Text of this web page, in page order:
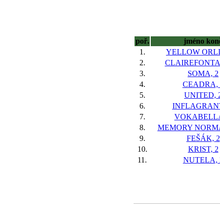
poř.
jméno
1.
YELLOW
2.
3.
SOMA, 2
4.
CEADRA,
5.
UNITED,
6.
7.
8.
MEMORY
9.
FEŠÁK, 2
10.
KRIST, 2
11.
NUTELA,